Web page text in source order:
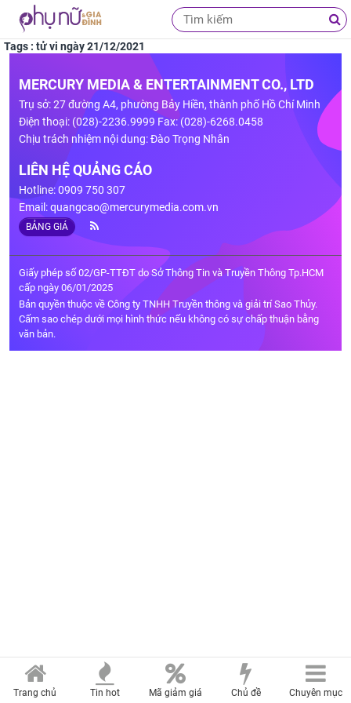
Tags : tử vi ngày 21/12/2021
MERCURY MEDIA & ENTERTAINMENT CO., LTD
Trụ sở: 27 đường A4, phường Bảy Hiền, thành phố Hồ Chí Minh
Điện thoại: (028)-2236.9999 Fax: (028)-6268.0458
Chịu trách nhiệm nội dung: Đào Trọng Nhân
LIÊN HỆ QUẢNG CÁO
Hotline: 0909 750 307
Email:quangcao@mercurymedia.com.vn
BẢNG GIÁ
Giấy phép số 02/GP-TTĐT do Sở Thông Tin và Truyền Thông Tp.HCM
cấp ngày 06/01/2025
Bản quyền thuộc về Công ty TNHH Truyền thông và giải trí Sao Thủy.
Cấm sao chép dưới mọi hình thức nếu không có sự chấp thuận bằng
văn bản.
Trang chủ Tin hot Mã giảm giá Chủ đề Chuyên mục